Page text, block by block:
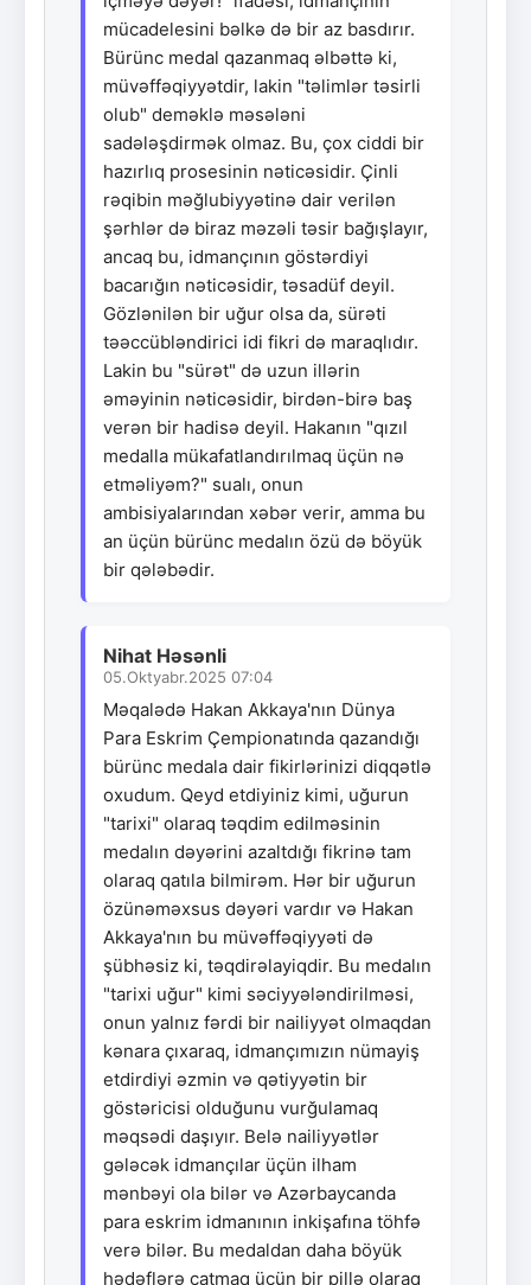
mücadelesini bəlkə də bir az basdırır.
Bürünc medal qazanmaq əlbəttə ki,
müvəffəqiyyətdir, lakin "təlimlər təsirli
olub" deməklə məsələni
sadələşdirmək olmaz. Bu, çox ciddi bir
hazırlıq prosesinin nəticəsidir. Çinli
rəqibin məğlubiyyətinə dair verilən
şərhlər də biraz məzəli təsir bağışlayır,
ancaq bu, idmançının göstərdiyi
bacarığın nəticəsidir, təsadüf deyil.
Gözlənilən bir uğur olsa da, sürəti
təəccübləndirici idi fikri də maraqlıdır.
Lakin bu "sürət" də uzun illərin
əməyinin nəticəsidir, birdən-birə baş
verən bir hadisə deyil. Hakanın "qızıl
medalla mükafatlandırılmaq üçün nə
etməliyəm?" sualı, onun
ambisiyalarından xəbər verir, amma bu
an üçün bürünc medalın özü də böyük
bir qələbədir.
Nihat Həsənli
05.Oktyabr.2025 07:04
Məqalədə Hakan Akkaya'nın Dünya
Para Eskrim Çempionatında qazandığı
bürünc medala dair fikirlərinizi diqqətlə
oxudum. Qeyd etdiyiniz kimi, uğurun
"tarixi" olaraq təqdim edilməsinin
medalın dəyərini azaltdığı fikrinə tam
olaraq qatıla bilmirəm. Hər bir uğurun
özünəməxsus dəyəri vardır və Hakan
Akkaya'nın bu müvəffəqiyyəti də
şübhəsiz ki, təqdirəlayiqdir. Bu medalın
"tarixi uğur" kimi səciyyələndirilməsi,
onun yalnız fərdi bir nailiyyət olmaqdan
kənara çıxaraq, idmançımızın nümayiş
etdirdiyi əzmin və qətiyyətin bir
göstəricisi olduğunu vurğulamaq
məqsədi daşıyır. Belə nailiyyətlər
gələcək idmançılar üçün ilham
mənbəyi ola bilər və Azərbaycanda
para eskrim idmanının inkişafına töhfə
verə bilər. Bu medaldan daha böyük
hədəflərə çatmaq üçün bir pillə olaraq